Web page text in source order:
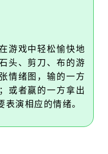
游戏中轻松愉快地
头、剪刀、布的游
情绪图，输的一方
或者赢的一方拿出
表演相应的情绪。